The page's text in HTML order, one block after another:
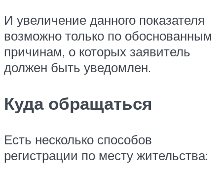
И увеличение данного показателя
возможно только по обоснованным
причинам, о которых заявитель
должен быть уведомлен.
Куда обращаться
Есть несколько способов
регистрации по месту жительства: